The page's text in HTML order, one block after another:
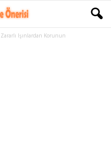
Işınlardan Korunun